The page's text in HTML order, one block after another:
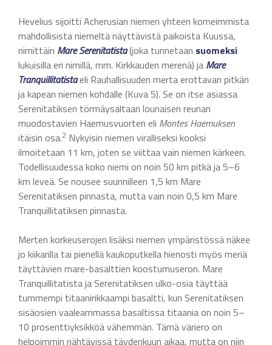
Hevelius sijoitti Acherusian niemen yhteen komeimmista
mahdollisista niemeltä näyttävistä paikoista Kuussa,
nimittäin Mare Serenitatista(joka tunnetaan suomeksi
lukuisilla eri nimillä, mm. Kirkkauden merenä) ja Mare
Tranquillitatistaeli Rauhallisuuden merta erottavan pitkän
ja kapean niemen kohdalle (Kuva 5). Se on itse asiassa
Serenitatiksen törmäysaltaan lounaisen reunan
muodostavien Haemusvuorten eli Montes Haemuksen
itäisin osa.2 Nykyisin niemen viralliseksi kooksi
ilmoitetaan 11 km, joten se viittaa vain niemen kärkeen.
Todellisuudessa koko niemi on noin 50 km pitkä ja 5–6
km leveä. Se nousee suunnilleen 1,5 km Mare
Serenitatiksen pinnasta, mutta vain noin 0,5 km Mare
Tranquillitatiksen pinnasta.
Merten korkeuserojen lisäksi niemen ympäristössä näkee
jo kiikarilla tai pienellä kaukoputkella hienosti myös meriä
täyttävien mare-basalttien koostumuseron. Mare
Tranquillitatista ja Serenitatiksen ulko-osia täyttää
tummempi titaanirikkaampi basaltti, kun Serenitatiksen
sisäosien vaaleammassa basaltissa titaania on noin 5–
10 prosenttiyksikköä vähemmän. Tämä väriero on
helpoimmin nähtävissä täydenkuun aikaa, mutta on niin